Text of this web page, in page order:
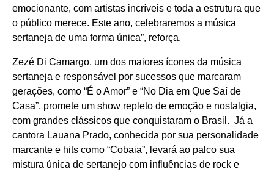
emocionante, com artistas incríveis e toda a estrutura que
o público merece. Este ano, celebraremos a música
sertaneja de uma forma única”, reforça.
Zezé Di Camargo, um dos maiores ícones da música
sertaneja e responsável por sucessos que marcaram
gerações, como “É o Amor” e “No Dia em Que Saí de
Casa”, promete um show repleto de emoção e nostalgia,
com grandes clássicos que conquistaram o Brasil. Já a
cantora Lauana Prado, conhecida por sua personalidade
marcante e hits como “Cobaia”, levará ao palco sua
mistura única de sertanejo com influências de rock e